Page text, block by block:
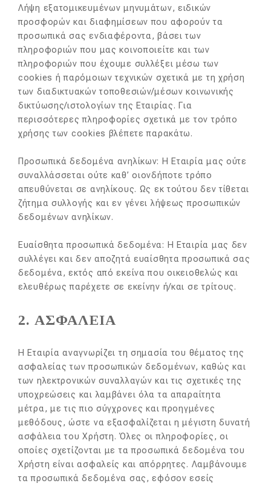
Λήψη εξατομικευμένων μηνυμάτων, ειδικών
προσφορών και διαφημίσεων που αφορούν τα
προσωπικά σας ενδιαφέροντα, βάσει των
πληροφοριών που μας κοινοποιείτε και των
πληροφοριών που έχουμε συλλέξει μέσω των
cookies ή παρόμοιων τεχνικών σχετικά με τη χρήση
των διαδικτυακών τοποθεσιών/μέσων κοινωνικής
δικτύωσης/ιστολογίων της Εταιρίας. Για
περισσότερες πληροφορίες σχετικά με τον τρόπο
χρήσης των cookies βλέπετε παρακάτω.
Προσωπικά δεδομένα ανηλίκων: Η Εταιρία μας ούτε
συναλλάσσεται ούτε καθ’ οιονδήποτε τρόπο
απευθύνεται σε ανηλίκους. Ως εκ τούτου δεν τίθεται
ζήτημα συλλογής και εν γένει λήψεως προσωπικών
δεδομένων ανηλίκων.
Ευαίσθητα προσωπικά δεδομένα: Η Εταιρία μας δεν
συλλέγει και δεν αποζητά ευαίσθητα προσωπικά σας
δεδομένα, εκτός από εκείνα που οικειοθελώς και
ελευθέρως παρέχετε σε εκείνην ή/και σε τρίτους.
2. ΑΣΦΑΛΕΙΑ
Η Εταιρία αναγνωρίζει τη σημασία του θέματος της
ασφαλείας των προσωπικών δεδομένων, καθώς και
των ηλεκτρονικών συναλλαγών και τις σχετικές της
υποχρεώσεις και λαμβάνει όλα τα απαραίτητα
μέτρα, με τις πιο σύγχρονες και προηγμένες
μεθόδους, ώστε να εξασφαλίζεται η μέγιστη δυνατή
ασφάλεια του Χρήστη. Όλες οι πληροφορίες, οι
οποίες σχετίζονται με τα προσωπικά δεδομένα του
Χρήστη είναι ασφαλείς και απόρρητες. Λαμβάνουμε
τα προσωπικά δεδομένα σας, εφόσον εσείς